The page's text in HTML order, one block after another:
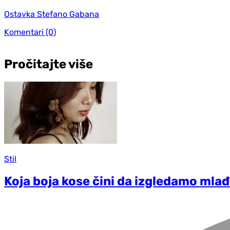
Ostavka Stefano Gabana
Komentari (0)
Pročitajte više
Stil
Koja boja kose čini da izgledamo